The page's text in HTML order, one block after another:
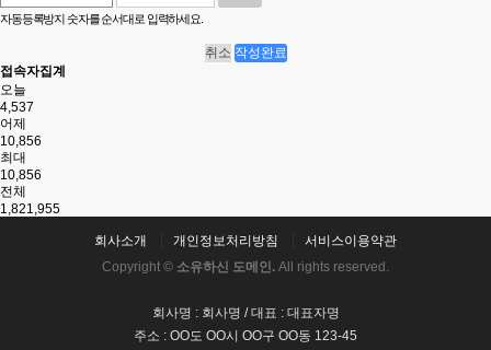
자동등록방지 숫자를 순서대로 입력하세요.
취소 작성완료
접속자집계
오늘
4,537
어제
10,856
최대
10,856
전체
1,821,955
회사소개 개인정보처리방침
서비스이용약관
Copyright © 소유하신 도메인. All rights reserved.
회사명 : 회사명 / 대표 : 대표자명
주소 : OO도 OO시 OO구 OO동 123-45